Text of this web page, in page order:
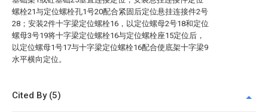
螺栓21与定位螺栓孔1号20配合紧固后定位悬挂连接件2号
28；安装2件十字梁定位螺栓16，以定位螺母2号18和定位
螺母3号19将十字梁定位螺栓16与定位螺栓座15定位后，
以定位螺母1号17与十字梁定位螺栓16配合使底架十字梁9
水平横向定位。
Cited By (5)